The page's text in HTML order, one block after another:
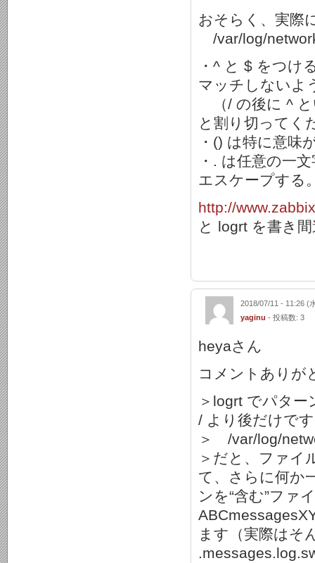
おそらく、実際
/var/log/
・^ と $ をつけ
マッチしないよ
（/ の後に ^ と
と割り切ってく
・() は特に意味
・. は任意の一
エスケープする
http://
と logrt を書き
2018/07/11 - 11:26 (
yaginu - 投稿数: 3
heyaさん
コメントありが
＞logrt でパタ
/ より後だけで
＞ /var/log/
＞だと、ファイ
て、さらに何か
ンを“含む”ファ
ます（実際はそ